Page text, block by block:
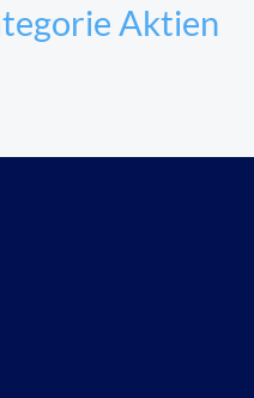
Aktien